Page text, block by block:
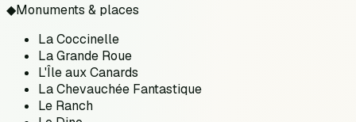
◆Monuments & places
La Coccinelle
La Grande Roue
L'Île aux Canards
La Chevauchée Fantastique
Le Ranch